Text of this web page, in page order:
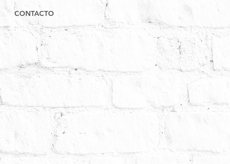
CONTACTO